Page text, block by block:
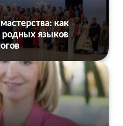
как
родных языков